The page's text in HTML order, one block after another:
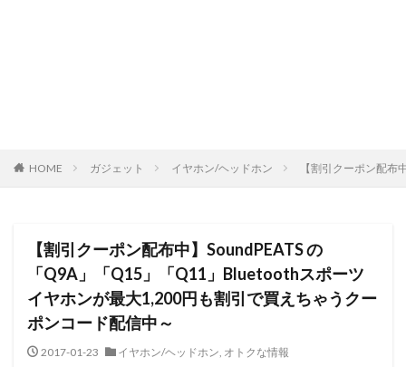
HOME ガジェット イヤホン/ヘッドホン 【割引クーポン配
【割引クーポン配布中】SoundPEATS の
「Q9A」「Q15」「Q11」Bluetoothスポーツ
イヤホンが最大1,200円も割引で買えちゃうクー
ポンコード配信中～
2017-01-23 イヤホン/ヘッドホン, オトクな情報